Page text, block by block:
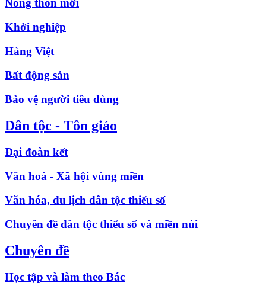
Nông thôn mới
Khởi nghiệp
Hàng Việt
Bất động sản
Bảo vệ người tiêu dùng
Dân tộc - Tôn giáo
Đại đoàn kết
Văn hoá - Xã hội vùng miền
Văn hóa, du lịch dân tộc thiểu số
Chuyên đề dân tộc thiểu số và miền núi
Chuyên đề
Học tập và làm theo Bác